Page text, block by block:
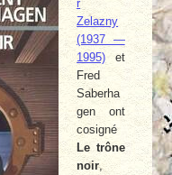
r
Zelazny
(1937 —
1995) et
Fred
Saberha
gen ont
cosigné
Le trône
noir,